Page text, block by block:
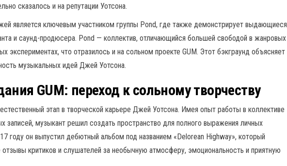
сказалось и на репутации Уотсона.
является ключевым участником группы Pond, где также демонстрирует выдающиеся
и саунд-продюсера. Pond — коллектив, отличающийся большей свободой в жанровых
экспериментах, что отразилось и на сольном проекте GUM. Этот бэкграунд объясняет
музыкальных идей Джей Уотсона.
GUM: переход к сольному творчеству
этап в творческой карьере Джей Уотсона. Имея опыт работы в коллективе
записей, музыкант решил создать пространство для полного выражения личных
году он выпустил дебютный альбом под названием «Delorean Highway», который
критиков и слушателей за необычную атмосферу, эмоциональность и приятную